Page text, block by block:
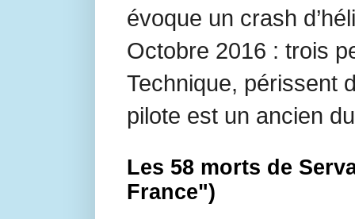
évoque un crash
Octobre 2016 : trois
Technique, périssent
pilote est un ancien
Les 58 morts de
France")